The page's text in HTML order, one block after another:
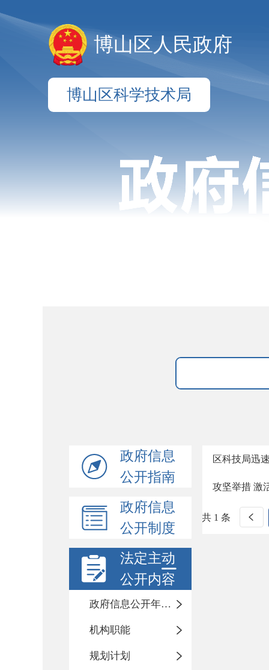
博山区人民政府
博山区科学技术局
政府信息
公开指南
政府信息
公开制度
法定主动
公开内容
政府信息公开年度报告
机构职能
规划计划
区科技局迅
攻坚举措 激
共 1 条